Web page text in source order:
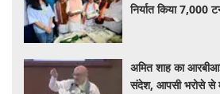
निर्यात किया 7,000
अमित शाह का
संदेश, आपसी भरोसे से